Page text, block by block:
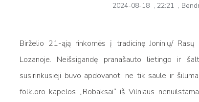
2024-08-18 , 22:21 ,
Birželio 21-ąją rinkomės į tradicinę Joninių/ Rasų
Lozanoje. Neišsigandę pranašauto lietingo ir
susirinkusieji buvo apdovanoti ne tik saule ir
folkloro kapelos „Robaksai“ iš Vilniaus